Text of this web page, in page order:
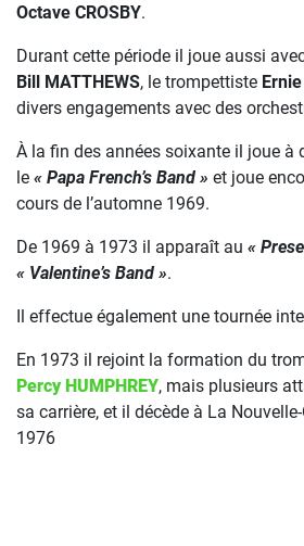
Octave CROSBY.
Durant cette période il joue aussi
Bill MATTHEWS, le trompettiste
divers engagements avec des
À la fin des années soixante il joue à
le « Papa French’s Band » et joue
cours de l’automne 1969.
De 1969 à 1973 il apparaît au «
« Valentine’s Band ».
Il effectue également une tournée
En 1973 il rejoint la formation du
Percy HUMPHREY, mais plusieurs
sa carrière, et il décède à La
1976